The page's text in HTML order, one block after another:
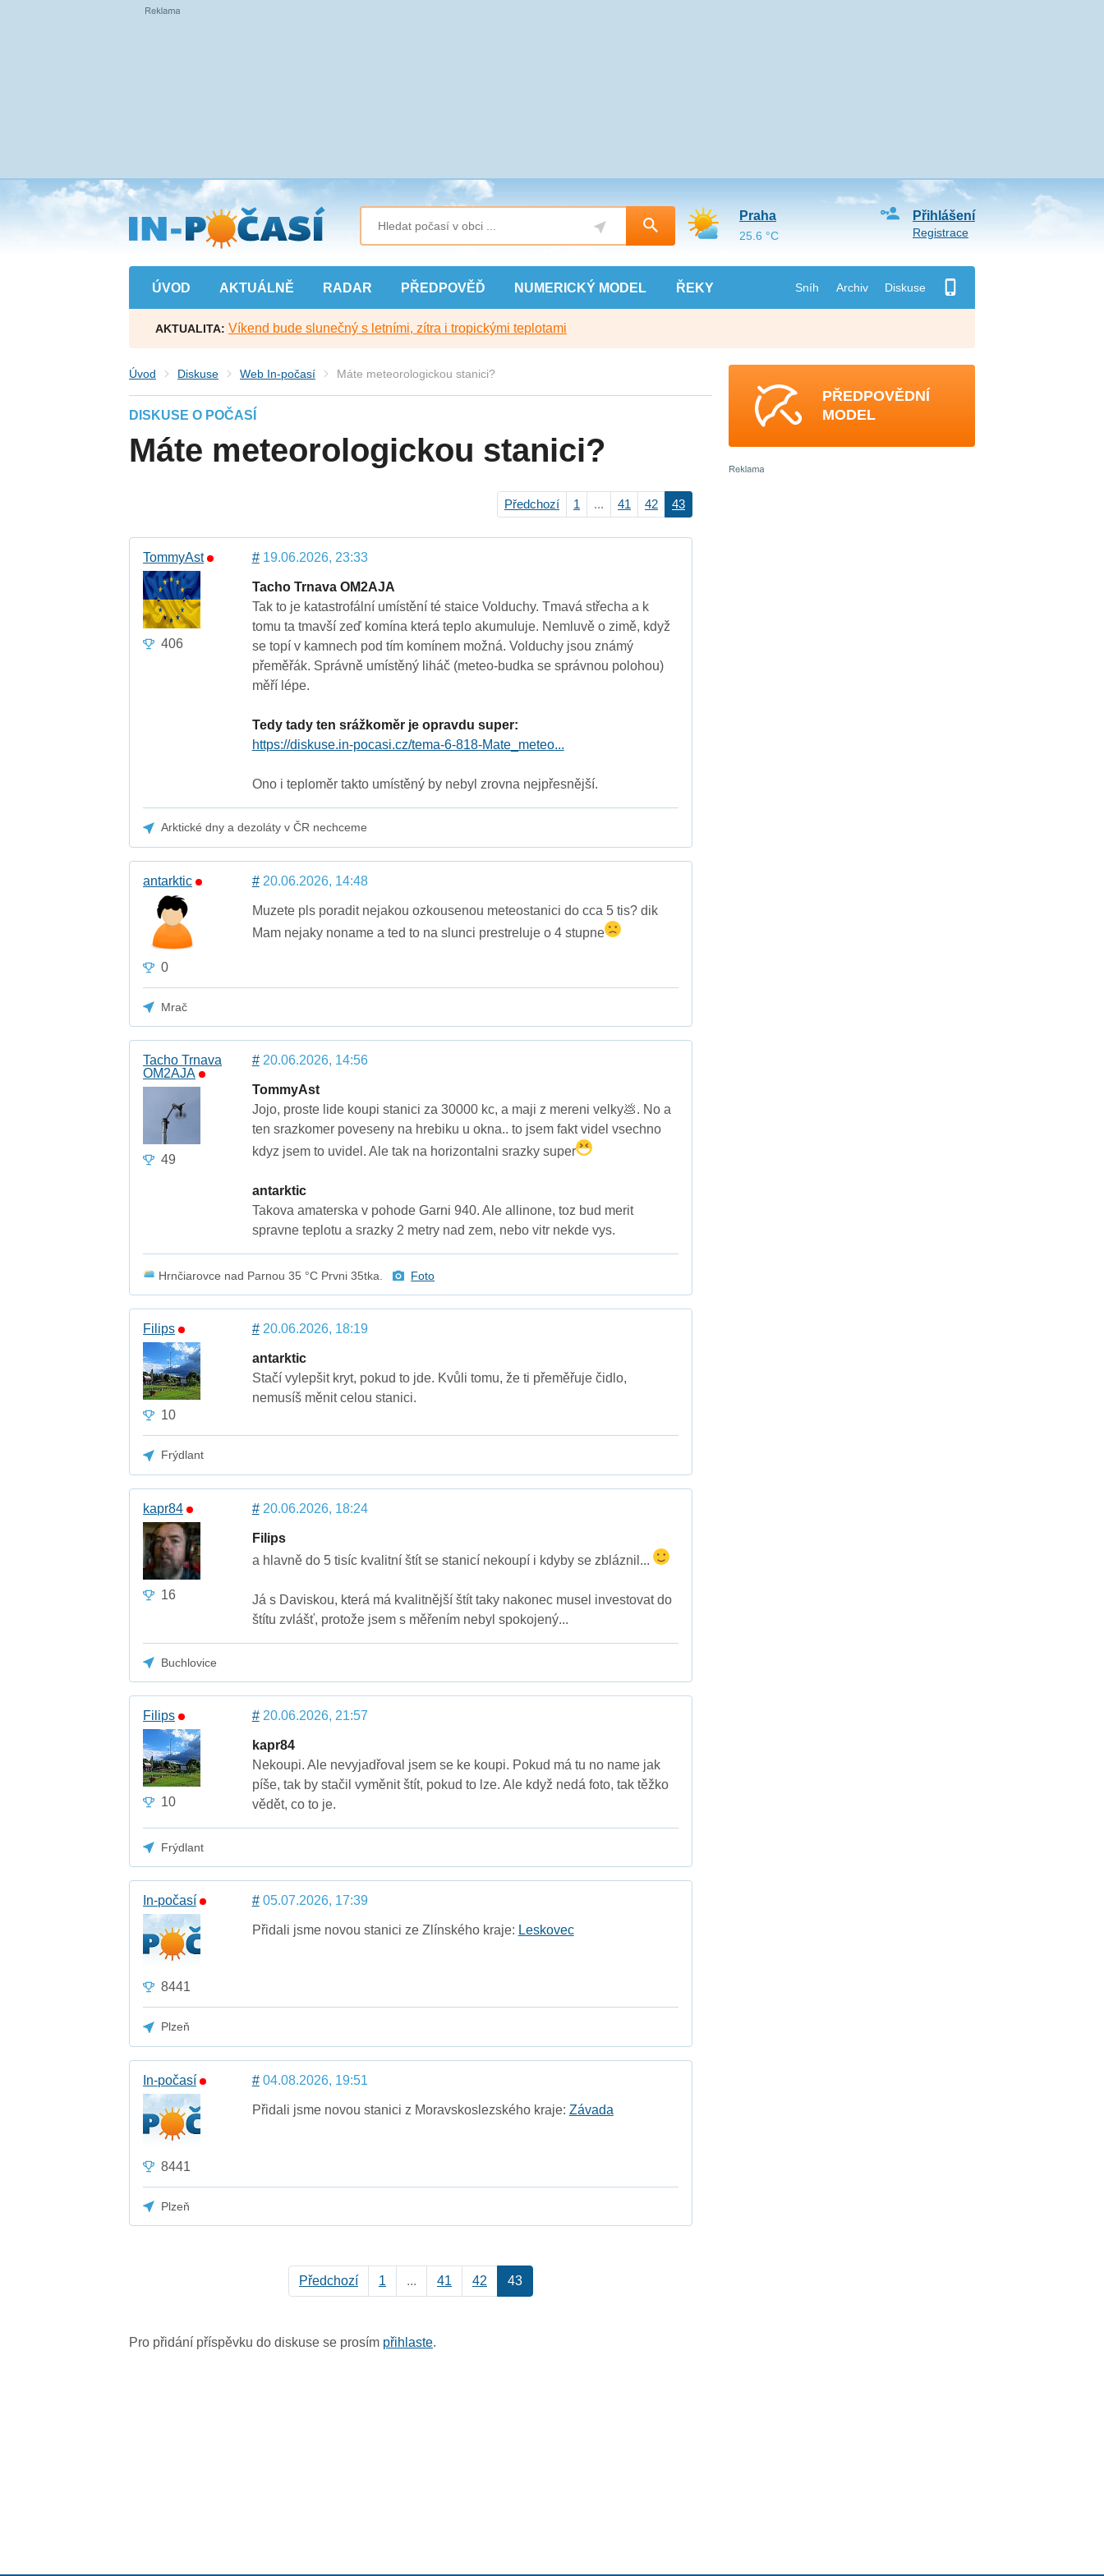
Přejít
na
hlavní
obsah
ÚVOD AKTUÁLNĚ RADAR PŘEDPOVĚĎ NUMERICKÝ MODEL ŘEKY Sníh Archiv Diskuse
Přihlášení
Registrace
Praha
25.6 °C
AKTUALITA: Víkend bude slunečný s letními, zítra i tropickými teplotami
Úvod Diskuse Web In-počasí Máte meteorologickou stanici?
DISKUSE O POČASÍ
Máte meteorologickou stanici?
Předchozí 1 ... 41 42 43
TommyAst
406
#19.06.2026, 23:33
Tacho Trnava OM2AJA
Tak to je katastrofální umístění té staice Volduchy. Tmavá střecha a k
tomu ta tmavší zeď komína která teplo akumuluje. Nemluvě o zimě, když
se topí v kamnech pod tím komínem možná. Volduchy jsou známý
přeměřák. Správně umístěný liháč (meteo-budka se správnou polohou)
měří lépe.
Tedy tady ten srážkoměr je opravdu super:
https://diskuse.in-pocasi.cz/tema-6-818-Mate_meteo...
Ono i teploměr takto umístěný by nebyl zrovna nejpřesnější.
Arktické dny a dezoláty v ČR nechceme
antarktic
0
#20.06.2026, 14:48
Muzete pls poradit nejakou ozkousenou meteostanici do cca 5 tis? dik
Mam nejaky noname a ted to na slunci prestreluje o 4 stupne
Mrač
Tacho Trnava
OM2AJA
49
#20.06.2026, 14:56
TommyAst
Jojo, proste lide koupi stanici za 30000 kc, a maji z mereni velky💩. No a
ten srazkomer poveseny na hrebiku u okna.. to jsem fakt videl vsechno
kdyz jsem to uvidel. Ale tak na horizontalni srazky super
antarktic
Takova amaterska v pohode Garni 940. Ale allinone, toz bud merit
spravne teplotu a srazky 2 metry nad zem, nebo vitr nekde vys.
Hrnčiarovce nad Parnou 35 °C Prvni 35tka. Foto
Filips
10
#20.06.2026, 18:19
antarktic
Stačí vylepšit kryt, pokud to jde. Kvůli tomu, že ti přeměřuje čidlo,
nemusíš měnit celou stanici.
Frýdlant
kapr84
16
#20.06.2026, 18:24
Filips
a hlavně do 5 tisíc kvalitní štít se stanicí nekoupí i kdyby se zbláznil...
Já s Daviskou, která má kvalitnější štít taky nakonec musel investovat do
štítu zvlášť, protože jsem s měřením nebyl spokojený...
Buchlovice
Filips
10
#20.06.2026, 21:57
kapr84
Nekoupi. Ale nevyjadřoval jsem se ke koupi. Pokud má tu no name jak
píše, tak by stačil vyměnit štít, pokud to lze. Ale když nedá foto, tak těžko
vědět, co to je.
Frýdlant
In-počasí
8441
#05.07.2026, 17:39
Přidali jsme novou stanici ze Zlínského kraje: Leskovec
Plzeň
In-počasí
8441
#04.08.2026, 19:51
Přidali jsme novou stanici z Moravskoslezského kraje: Závada
Plzeň
Předchozí 1 ... 41 42 43
Pro přidání příspěvku do diskuse se prosím přihlaste.
PŘEDPOVĚDNÍ
MODEL